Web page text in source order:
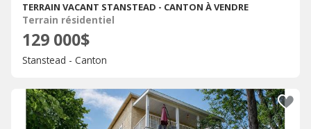
TERRAIN VACANT STANSTEAD - CANTON À VENDRE
Terrain résidentiel
129 000$
Stanstead - Canton